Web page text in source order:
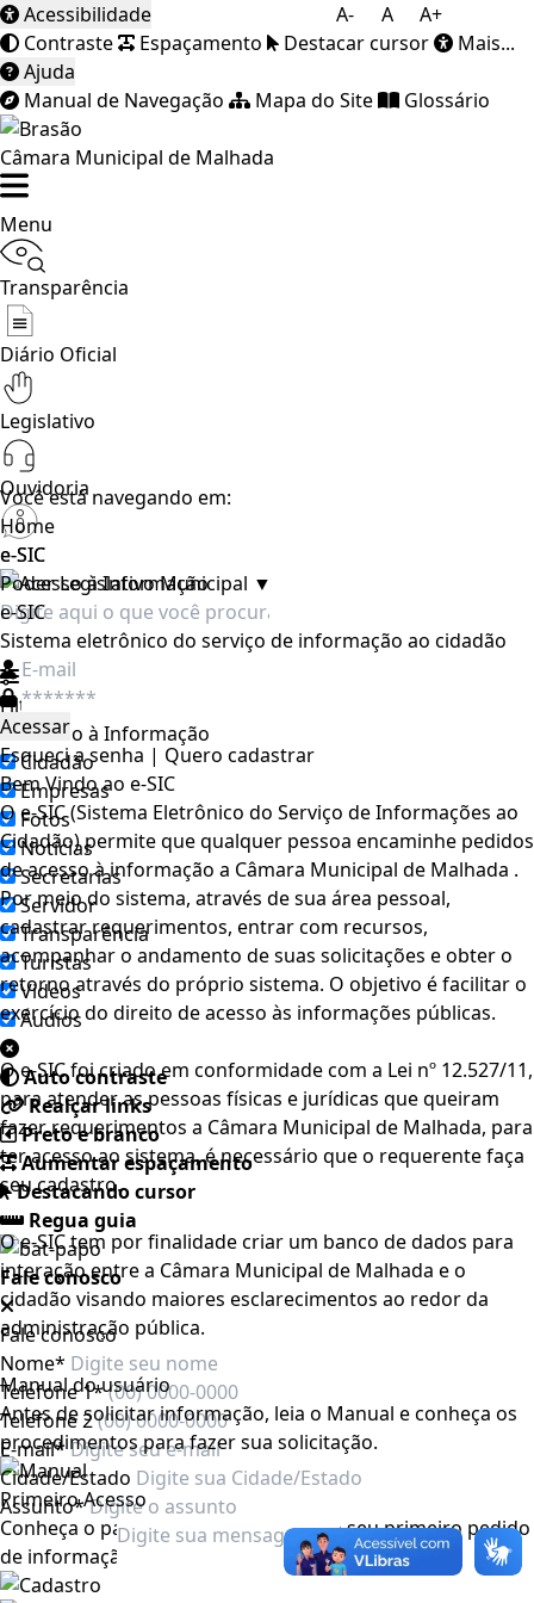
A- A A+
Acessibilidade
Contraste
Espaçamento Destacar cursor
Mais...
Ajuda
Manual de Navegação
Mapa do Site Glossário
Câmara Municipal de Malhada
Menu
Transparência
Diário Oficial
Legislativo
Ouvidoria
e-SIC
Poder Legislativo Municipal ▼
Filtrar por todos
Acesso à Informação
Cidadão
Empresas
Fotos
Notícias
Secretarias
Servidor
Transparência
Turistas
Videos
Áudios
Auto contraste
Realçar links
Preto e branco
Aumentar espaçamento
Destacando cursor
Regua guia
Fale conosco
Fale conosco
Nome*
Telefone 1*
Telefone 2
E-mail*
Cidade/Estado
Assunto*
Você está navegando em:
Home
e-SIC
e-SIC
Sistema eletrônico do serviço de informação ao cidadão
Esqueci a senha | Quero cadastrar
Bem Vindo ao e-SIC
O e-SIC (Sistema Eletrônico do Serviço de Informações ao
Cidadão) permite que qualquer pessoa encaminhe pedidos
de acesso à informação a Câmara Municipal de Malhada .
Por meio do sistema, através de sua área pessoal,
cadastrar requerimentos, entrar com recursos,
acompanhar o andamento de suas solicitações e obter o
retorno através do próprio sistema. O objetivo é facilitar o
exercício do direito de acesso às informações públicas.
O e-SIC foi criado em conformidade com a Lei nº 12.527/11,
para atender as pessoas físicas e jurídicas que queiram
fazer requerimentos a Câmara Municipal de Malhada, para
ter acesso ao sistema, é necessário que o requerente faça
seu cadastro.
O e-SIC tem por finalidade criar um banco de dados para
interação entre a Câmara Municipal de Malhada e o
cidadão visando maiores esclarecimentos ao redor da
administração pública.
Manual do usuário
Antes de solicitar informação, leia o Manual e conheça os
procedimentos para fazer sua solicitação.
Primeiro Acesso
Conheça o passo a passo para fazer o seu primeiro pedido
de informação. São apenas cinco etapas.